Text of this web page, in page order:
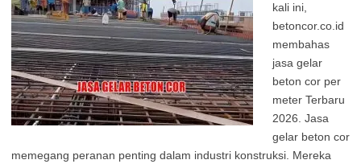
kali ini,
betoncor.co.id
membahas
jasa gelar
beton cor per
meter Terbaru
2026. Jasa
gelar beton cor
memegang peranan penting dalam industri konstruksi. Mereka